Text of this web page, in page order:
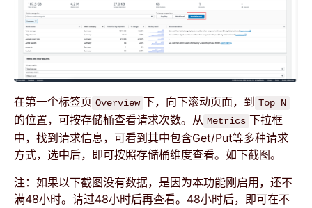
在第一个标签页 Overview 下，向下滚动页面，到 Top N
的位置，可按存储桶查看请求次数。从 Metrics 下拉框
中，找到请求信息，可看到其中包含Get/Put等多种请求
方式，选中后，即可按照存储桶维度查看。如下截图。
注：如果以下截图没有数据，是因为本功能刚启用，还不
满48小时。请过48小时后再查看。48小时后，即可在不